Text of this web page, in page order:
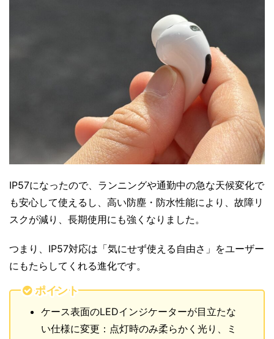
IP57になったので、ランニングや通勤中の急な天候変化で
も安心して使えるし、高い防塵・防水性能により、故障リ
スクが減り、長期使用にも強くなりました。
つまり、IP57対応は「気にせず使える自由さ」をユーザー
にもたらしてくれる進化です。
ポイント
ケース表面のLEDインジケーターが目立たな
い仕様に変更：点灯時のみ柔らかく光り、ミ